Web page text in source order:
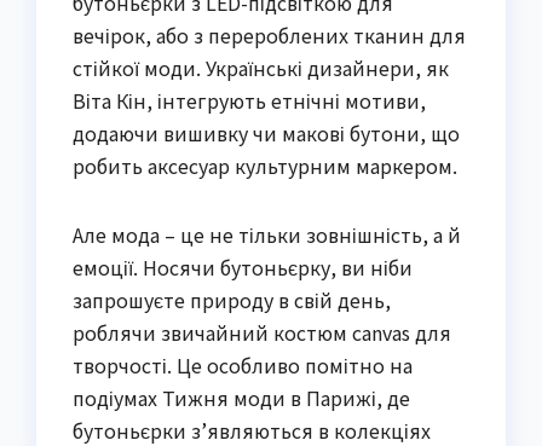
вечірок, або з перероблених тканин для
стійкої моди. Українські дизайнери, як
Віта Кін, інтегрують етнічні мотиви,
додаючи вишивку чи макові бутони, що
робить аксесуар культурним маркером.
Але мода – це не тільки зовнішність, а й
емоції. Носячи бутоньєрку, ви ніби
запрошуєте природу в свій день,
роблячи звичайний костюм canvas для
творчості. Це особливо помітно на
подіумах Тижня моди в Парижі, де
бутоньєрки з’являються в колекціях